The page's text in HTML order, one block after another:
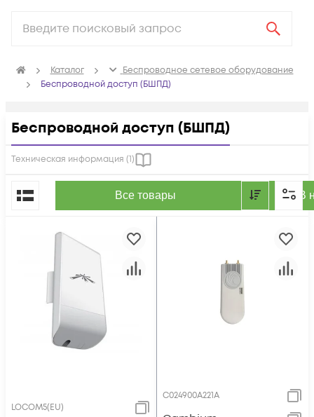
Каталог
Беспроводное сетевое оборудование
Беспроводной доступ (БШПД)
Беспроводной доступ (БШПД)
Техническая информация (1)
Все товары В
По популярности
LOCOM5(EU)
C024900A221A